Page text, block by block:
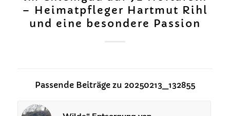
– Heimatpfleger Hartmut Rihl
und eine besondere Passion
Passende Beiträge zu 20250213_132855